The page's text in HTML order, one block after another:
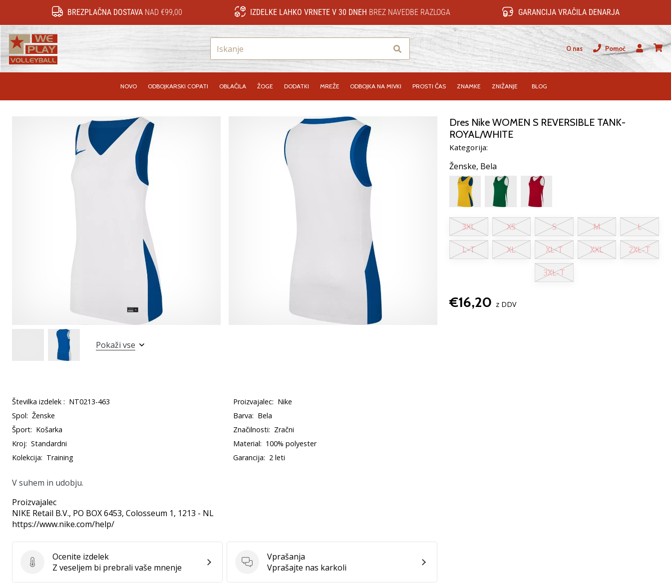
BREZPLAČNA DOSTAVA NAD €99,00 IZDELKE LAHKO VRNETE V 30 DNEH BREZ NAVEDBE RAZLOGA GARANCIJA VRAČILA DENARJA
Iskanje O nas
Pomoč
Uporabnik
NOVO ODBOJKARSKI COPATI OBLAČILA ŽOGE DODATKI MREŽE ODBOJKA NA MIVKI PROSTI ČAS ZNAMKE ZNIŽANJE BLOG
Dres Nike WOMEN S REVERSIBLE TANK-
ROYAL/WHITE
Kategorija:
Ženske, Bela
3XL XS S M L
L-T XL XL-T XXL 2XL-T
3XL-T
€16,20 z DDV
Pokaži vse
Številka izdelek : NT0213-463 Proizvajalec: Nike
Spol: Ženske Barva: Bela
Šport: Košarka Značilnosti: Zračni
Kroj: Standardni Material: 100% polyester
Kolekcija: Training Garancija: 2 leti
V suhem in udobju.
Proizvajalec
NIKE Retail B.V., PO BOX 6453, Colosseum 1, 1213 - NL
https://www.nike.com/help/
Ocenite izdelek
Ocenite izdelek
Z veseljem bi prebrali vaše mnenje
Vprašanja
Vprašanja
Vprašajte nas karkoli